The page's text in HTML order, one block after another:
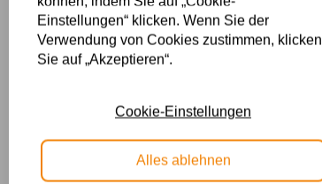
Einstellungen“ klicken. Wenn Sie der
Verwendung von Cookies zustimmen, klicken
Sie auf „Akzeptieren“.
Cookie-Einstellungen
Alles ablehnen